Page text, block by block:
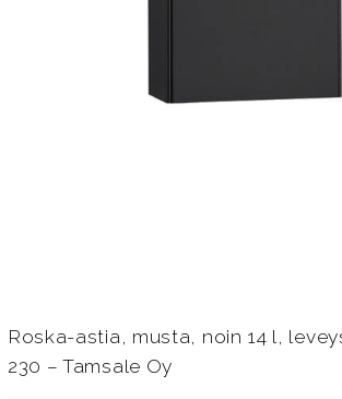
Roska-astia, musta, noin 14 l,
230 – Tamsale Oy